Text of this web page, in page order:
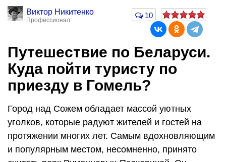
Виктор Никитенко
Профессионал
10
Путешествие по Беларуси.
Куда пойти туристу по
приезду в Гомель?
Город над Сожем обладает массой уютных
уголков, которые радуют жителей и гостей на
протяжении многих лет. Самым вдохновляющим
и популярным местом, несомненно, принято